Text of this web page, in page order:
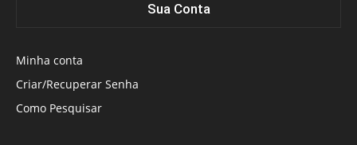
Sua Conta
Minha conta
Criar/Recuperar Senha
Como Pesquisar